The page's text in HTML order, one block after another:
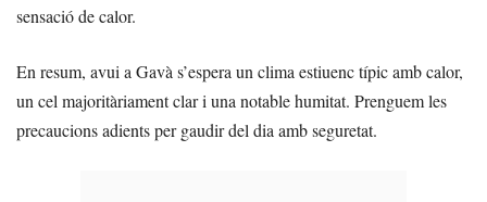
sensació de calor.
En resum, avui a Gavà s’espera un clima estiuenc típic amb calor,
un cel majoritàriament clar i una notable humitat. Prenguem les
precaucions adients per gaudir del dia amb seguretat.